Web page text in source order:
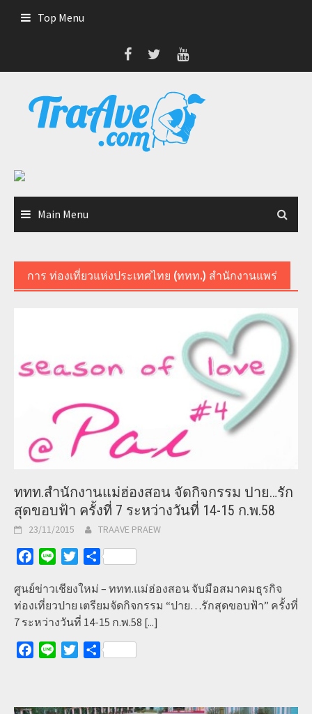
Top Menu
Main Menu
การ ท่องเที่ยวแห่งประเทศไทย (ททท.) สำนักงานแพร่
ททท.สำนักงานแม่ฮ่องสอน จัดกิจกรรม ปาย…รัก
สุดขอบฟ้า ครั้งที่ 7 ระหว่างวันที่ 14-15 ก.พ.58
23/11/2015 TRAAVE PRAEW
Facebook
Line TwitterShare
ศูนย์ข่าวเชียงใหม่ – ททท.แม่ฮ่องสอน จับมือสมาคมธุรกิจ
ท่องเที่ยวปาย เตรียมจัดกิจกรรม “ปาย…รักสุดขอบฟ้า” ครั้งที่
7 ระหว่างวันที่ 14-15 ก.พ.58 [...]
Facebook
Line TwitterShare